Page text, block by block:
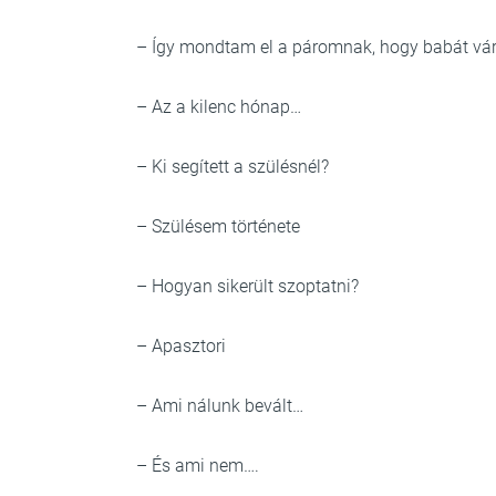
– Így mondtam el a páromnak, hogy babát
– Az a kilenc hónap…
– Ki segített a szülésnél?
– Szülésem története
– Hogyan sikerült szoptatni?
– Apasztori
– Ami nálunk bevált…
– És ami nem….